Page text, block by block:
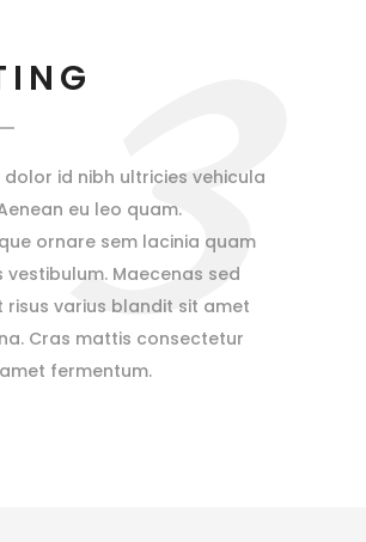
3
dolor id nibh ultricies vehicula
eu leo quam.
ornare sem lacinia quam
vestibulum. Maecenas sed
risus varius blandit sit amet
Cras mattis consectetur
fermentum.